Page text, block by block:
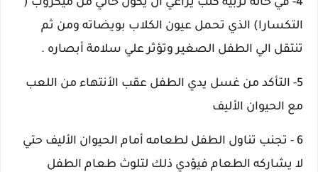
4- في حالة تربية كلب يراعي أن يكون خالي من ميكروب (
التكسارا) الذي تحمل عيون الكلاب بويضاته ومن ثم
تنتقل الي الطفل الصغير وتؤثر علي سلامة أبصاره .
5- التأكد من غسل يدي الطفل عقب الأنتهاء من اللعب
مع الحيوان الأليف
6 - تجنب تناول الطفل لطعامه أمام الحيوان الأليف حتي
لا يشاركه الطعام فيؤدي ذلك لتلوث طعام الطفل